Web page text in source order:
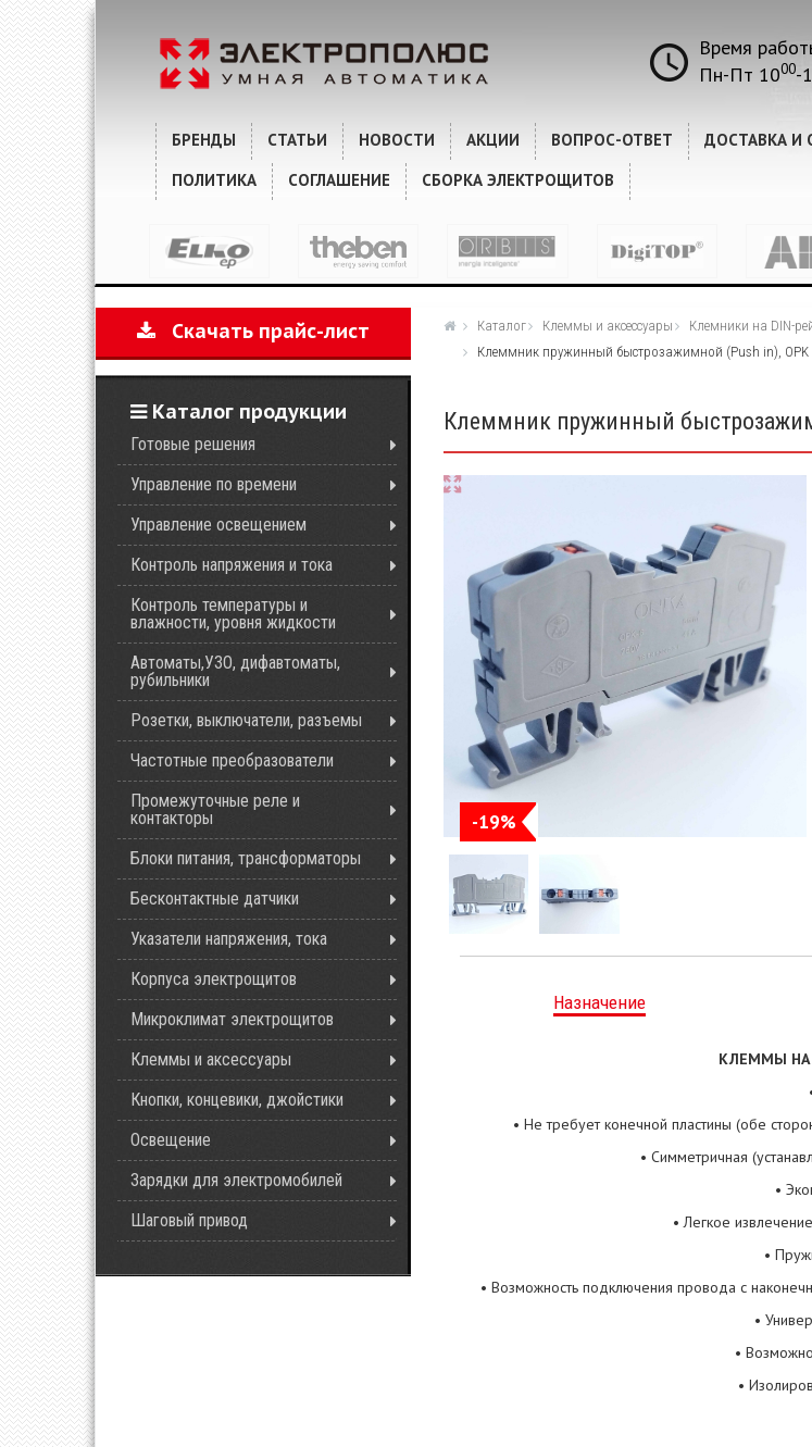
Время
Пн-Пт 1000-
БРЕНДЫ СТАТЬИ НОВОСТИ АКЦИИ ВОПРОС-ОТВЕТ ДОСТАВКА И
ПОЛИТИКА
СОГЛАШЕНИЕ СБОРКА ЭЛЕКТРОЩИТОВ
Скачать прайс-лист
Каталог продукции
Готовые решения
Управление по времени
Управление освещением
Контроль напряжения и тока
Контроль температуры и
влажности, уровня жидкости
Автоматы,УЗО, дифавтоматы,
рубильники
Розетки, выключатели, разъемы
Частотные преобразователи
Промежуточные реле и
контакторы
Блоки питания, трансформаторы
Бесконтактные датчики
Указатели напряжения, тока
Корпуса электрощитов
Микроклимат электрощитов
Клеммы и аксессуары
Кнопки, концевики, джойстики
Освещение
Зарядки для электромобилей
Шаговый привод
Каталог Клеммы и аксессуары Клемники на DIN-
Клеммник пружинный быстрозажимной (Push in), OPK
Клеммник пружинный
-19%
Назначение
КЛЕММЫ НА
• Не требует конечной пластины (обе
• Симметричная
•
• Легкое
•
• Возможность подключения провода с
•
•
•